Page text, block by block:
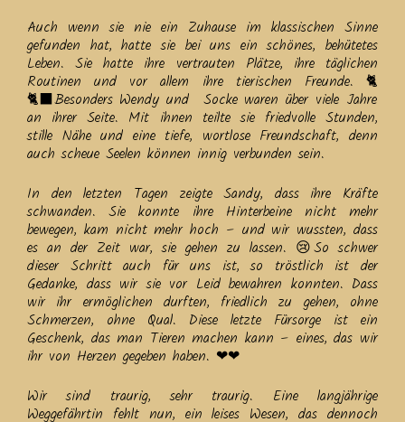
Auch wenn sie nie ein Zuhause im klassischen Sinne
gefunden hat, hatte sie bei uns ein schönes, behütetes
Leben. Sie hatte ihre vertrauten Plätze, ihre täglichen
Routinen und vor allem ihre tierischen Freunde. 🐈
🐈‍⬛Besonders Wendy und Socke waren über viele Jahre
an ihrer Seite. Mit ihnen teilte sie friedvolle Stunden,
stille Nähe und eine tiefe, wortlose Freundschaft, denn
auch scheue Seelen können innig verbunden sein.
In den letzten Tagen zeigte Sandy, dass ihre Kräfte
schwanden. Sie konnte ihre Hinterbeine nicht mehr
bewegen, kam nicht mehr hoch – und wir wussten, dass
es an der Zeit war, sie gehen zu lassen. 😢So schwer
dieser Schritt auch für uns ist, so tröstlich ist der
Gedanke, dass wir sie vor Leid bewahren konnten. Dass
wir ihr ermöglichen durften, friedlich zu gehen, ohne
Schmerzen, ohne Qual. Diese letzte Fürsorge ist ein
Geschenk, das man Tieren machen kann – eines, das wir
ihr von Herzen gegeben haben. ❤❤
Wir sind traurig, sehr traurig. Eine langjährige
Weggefährtin fehlt nun, ein leises Wesen, das dennoch